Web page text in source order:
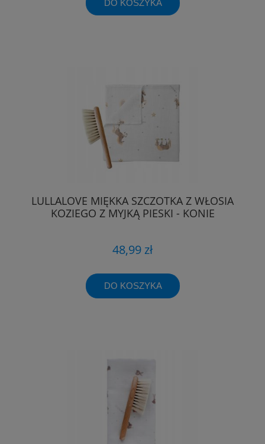
DO KOSZYKA
LULLALOVE MIĘKKA SZCZOTKA Z WŁOSIA
KOZIEGO Z MYJKĄ PIESKI - KONIE
48,99 zł
DO KOSZYKA